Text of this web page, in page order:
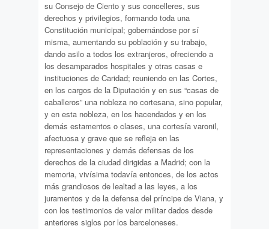
su Consejo de Ciento y sus concelleres, sus
derechos y privilegios, formando toda una
Constitución municipal; gobernándose por sí
misma, aumentando su población y su trabajo,
dando asilo a todos los extranjeros, ofreciendo a
los desamparados hospitales y otras casas e
instituciones de Caridad; reuniendo en las Cortes,
en los cargos de la Diputación y en sus “casas de
caballeros” una nobleza no cortesana, sino popular,
y en esta nobleza, en los hacendados y en los
demás estamentos o clases, una cortesía varonil,
afectuosa y grave que se refleja en las
representaciones y demás defensas de los
derechos de la ciudad dirigidas a Madrid; con la
memoria, vivísima todavía entonces, de los actos
más grandiosos de lealtad a las leyes, a los
juramentos y de la defensa del príncipe de Viana, y
con los testimonios de valor militar dados desde
anteriores siglos por los barceloneses.